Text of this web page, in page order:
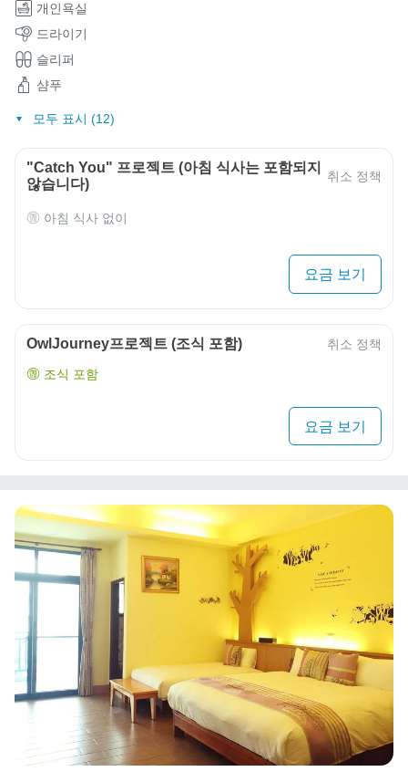
개인욕실
드라이기
슬리퍼
샴푸
모두 표시 (12)
"Catch You" 프로젝트 (아침 식사는 포함되지
않습니다)
취소 정책
아침 식사 없이
요금 보기
OwlJourney프로젝트 (조식 포함) 취소 정책
조식 포함
요금 보기